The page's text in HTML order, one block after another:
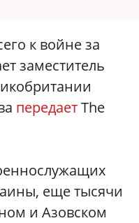
к войне за
заместитель
передаетThe
еще тысячи
и Азовском